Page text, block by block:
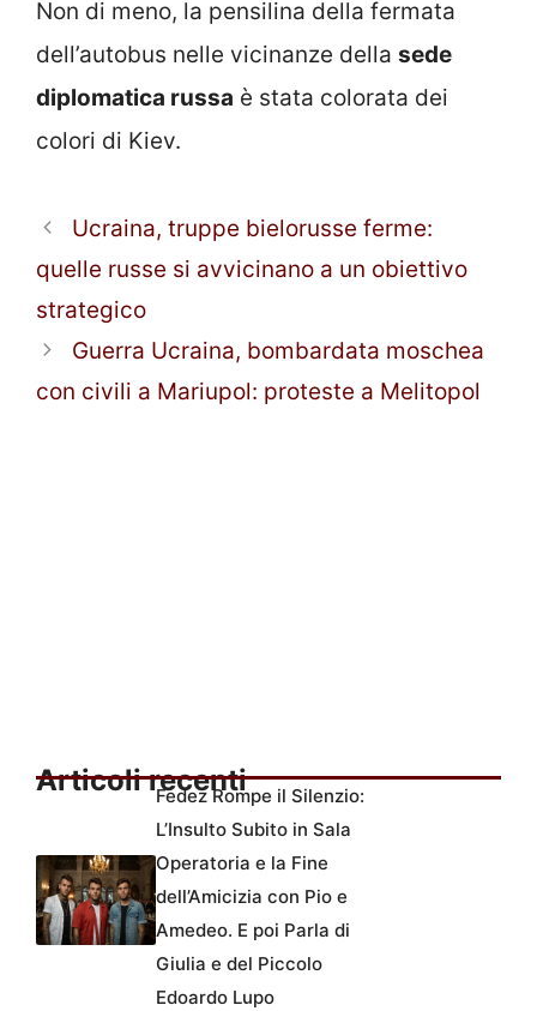
Non di meno, la pensilina della fermata
dell’autobus nelle vicinanze della sede
diplomatica russa è stata colorata dei
colori di Kiev.
Ucraina, truppe bielorusse ferme:
quelle russe si avvicinano a un obiettivo
strategico
Guerra Ucraina, bombardata moschea
con civili a Mariupol: proteste a Melitopol
Articoli recentiFedez Rompe il Silenzio:
L’Insulto Subito in Sala
Operatoria e la Fine
dell’Amicizia con Pio e
Amedeo. E poi Parla di
Giulia e del Piccolo
Edoardo Lupo